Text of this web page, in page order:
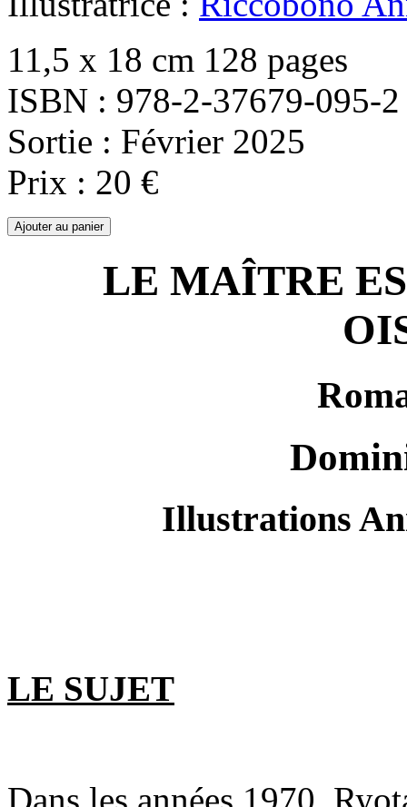
11,5 x 18 cm 128 pages
ISBN : 978-2-37679-095-2
Sortie : Février 2025
Prix : 20 €
LE MAÎTRE
Illustrations
LE SUJET
Dans les années 1970,